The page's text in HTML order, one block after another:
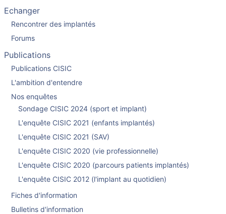
Echanger
Rencontrer des implantés
Forums
Publications
Publications CISIC
L'ambition d'entendre
Nos enquêtes
Sondage CISIC 2024 (sport et implant)
L'enquête CISIC 2021 (enfants implantés)
L'enquête CISIC 2021 (SAV)
L'enquête CISIC 2020 (vie professionnelle)
L'enquête CISIC 2020 (parcours patients implantés)
L'enquête CISIC 2012 (l'implant au quotidien)
Fiches d'information
Bulletins d'information